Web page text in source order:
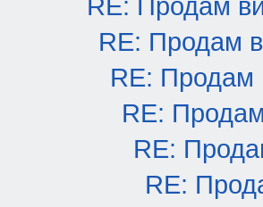
RE: Продам
RE: Продам
RE: Продам
RE:
RE:
RE: